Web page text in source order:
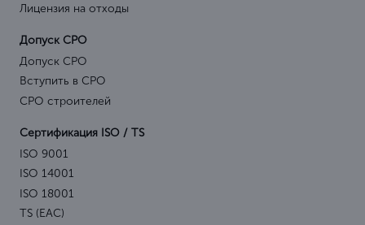
Лицензия на отходы
Допуск СРО
Допуск СРО
Вступить в СРО
СРО строителей
Сертификация ISO / TS
ISO 9001
ISO 14001
ISO 18001
TS (EAC)